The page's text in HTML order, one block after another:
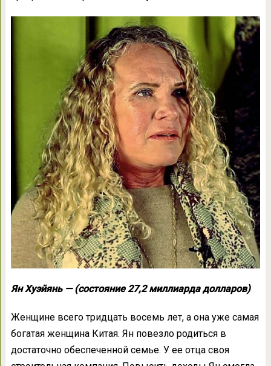
Ян Хуэйянь — (состояние 27,2 миллиарда долларов)
Женщине всего тридцать восемь лет, а она уже самая
богатая женщина Китая. Ян повезло родиться в
достаточно обеспеченной семье. У ее отца своя